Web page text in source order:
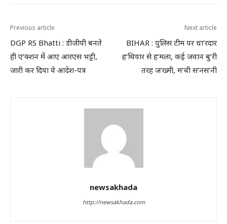
Previous article
DGP RS Bhatti : डीजीपी बनते
ही ए’क्शन में आए आरएस भट्टी,
जारी कर दिया ये आदेश-पत्र
Next article
BIHAR : पुलिस टीम पर धा’रदार
ह’थियार से ह’मला, कई जवान बु’री
तरह ज’ख्मी, म’ची स’नस’नी
newsakhada
http://newsakhada.com